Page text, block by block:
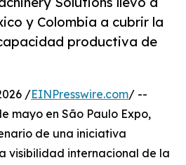
y Colombia a cubrir la
productiva de
/EINPresswire.com/ --
mayo en São Paulo Expo,
de una iniciativa
visibilidad internacional de la